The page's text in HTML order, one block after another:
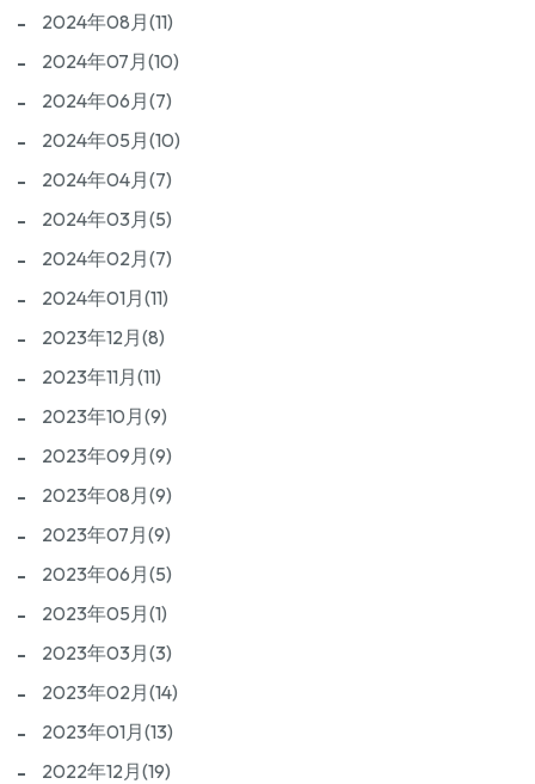
2024年08月(11)
2024年07月(10)
2024年06月(7)
2024年05月(10)
2024年04月(7)
2024年03月(5)
2024年02月(7)
2024年01月(11)
2023年12月(8)
2023年11月(11)
2023年10月(9)
2023年09月(9)
2023年08月(9)
2023年07月(9)
2023年06月(5)
2023年05月(1)
2023年03月(3)
2023年02月(14)
2023年01月(13)
2022年12月(19)